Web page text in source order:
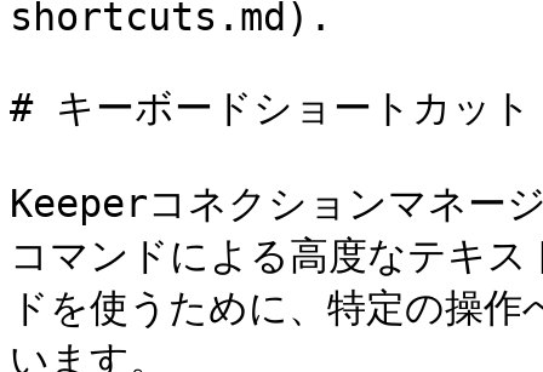
shortcuts.md).
# キーボードショートカット
Keeperコネクションマネージ
コマンドによる高度なテキ
ドを使うために、特定の操
います。